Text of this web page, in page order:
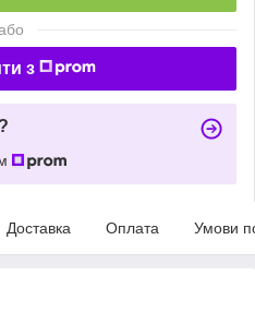
з
Доставка Оплата Умови